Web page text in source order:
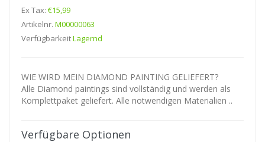
Ex Tax: €15,99
Artikelnr. M00000063
VerfügbarkeitLagernd
WIE WIRD MEIN DIAMOND PAINTING GELIEFERT?
Alle Diamond paintings sind vollständig und werden als
Komplettpaket geliefert. Alle notwendigen Materialien ..
Verfügbare Optionen